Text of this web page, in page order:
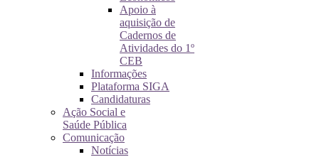
Apoio à
aquisição de
Cadernos de
Atividades do 1º
CEB
Informações
Plataforma SIGA
Candidaturas
Ação Social e
Saúde Pública
Comunicação
Notícias